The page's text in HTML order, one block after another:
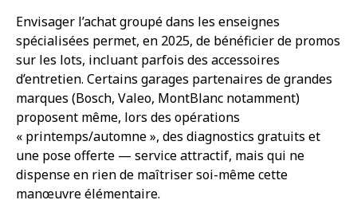
Envisager l’achat groupé dans les enseignes
spécialisées permet, en 2025, de bénéficier de promos
sur les lots, incluant parfois des accessoires
d’entretien. Certains garages partenaires de grandes
marques (Bosch, Valeo, MontBlanc notamment)
proposent même, lors des opérations
« printemps/automne », des diagnostics gratuits et
une pose offerte — service attractif, mais qui ne
dispense en rien de maîtriser soi-même cette
manœuvre élémentaire.